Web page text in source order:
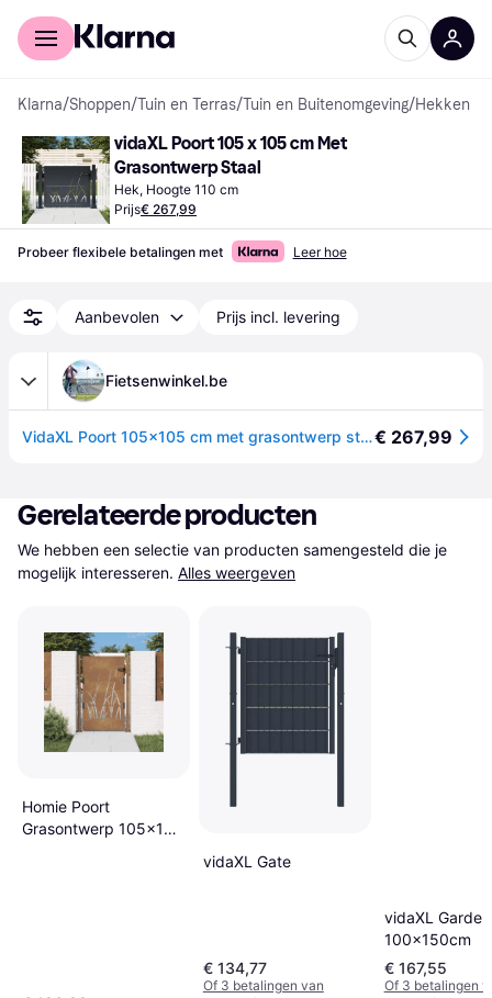
Voor shoppers
Klarna/Shoppen/Tuin en Terras/Tuin en Buitenomgeving/Hekken
vidaXL Poort 105 x 105 cm Met
Grasontwerp Staal
Hek, Hoogte 110 cm
Prijs€ 267,99
Probeer flexibele betalingen met Leer hoe
Aanbevolen Prijs incl. levering
Fietsenwinkel.be
VidaXL Poort 105x105 cm met grasontwerp staal antracietkleurig€ 267,99
Gerelateerde producten
We hebben een selectie van producten samengesteld die je
mogelijk interesseren. Alles weergeven
Homie Poort
Grasontwerp 105x130
vidaXL Gate
€ 134,77
Of 3 betalingen van
vidaXL
100x150cm
€ 167,55
Of 3 betalingen